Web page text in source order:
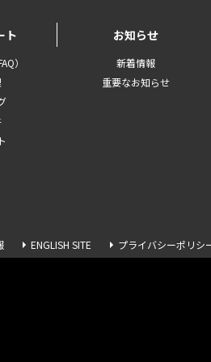
ト
）
お知らせ
新着情報
重要なお知らせ
ENGLISH SITE プライバシーポリシ